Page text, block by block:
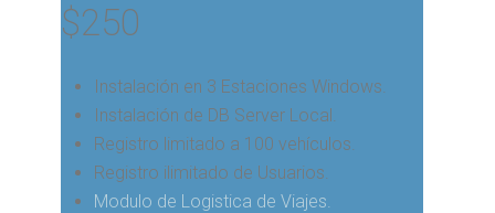
$250
Instalación en 3 Estaciones Windows.
Instalación de DB Server Local.
Registro limitado a 100 vehículos.
Registro ilimitado de Usuarios.
Modulo de Logistica de Viajes.